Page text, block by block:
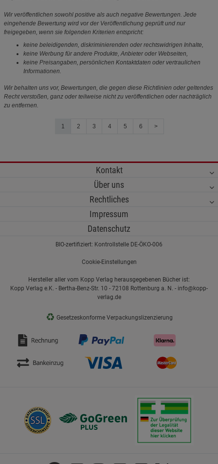
Wir veröffentlichen sowohl positive als auch negative Bewertungen. Jede
eingehende Bewertung wird vor der Veröffentlichung geprüft und nur
freigegeben, wenn sie folgenden Kriterien entspricht:
keine beleidigenden, diskriminierenden oder rechtswidrigen Inhalte,
keine Werbung für andere Produkte, Anbieter oder Webseiten,
keine Preisangaben, persönlichen Kontaktdaten oder vertraulichen
Informationen.
Wir behalten uns vor, Bewertungen, die gegen diese Richtlinien oder geltendes
Recht verstoßen, ganz oder teilweise nicht zu veröffentlichen oder nachträglich
zu entfernen.
1 2 3 4 5 6 >
Kontakt
Über uns
Rechtliches
Impressum
Datenschutz
BIO-zertifiziert: Kontrollstelle DE-ÖKO-006
Cookie-Einstellungen
Hersteller aller vom Kopp Verlag herausgegebenen Bücher ist:
Kopp Verlag e.K. - Bertha-Benz-Str. 10 - 72108 Rottenburg a. N. - info@kopp-
verlag.de
♻ Gesetzeskonforme Verpackungslizenzierung